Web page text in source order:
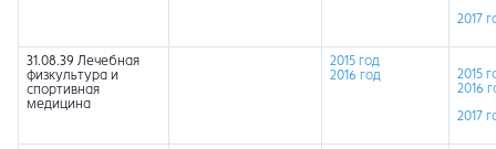
2017
31.08.39 Лечебная
физкультура и
спортивная
медицина
2015 год
2016 год
2015
2016
2017